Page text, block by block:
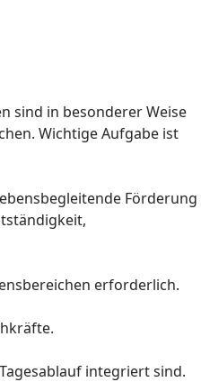
sind in besonderer Weise
Wichtige Aufgabe ist
Förderung
erforderlich.
integriert sind.